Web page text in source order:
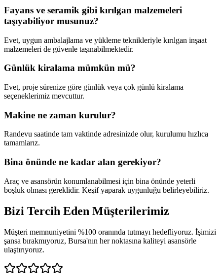
Fayans ve seramik gibi kırılgan malzemeleri
taşıyabiliyor musunuz?
Evet, uygun ambalajlama ve yükleme teknikleriyle kırılgan inşaat
malzemeleri de güvenle taşınabilmektedir.
Günlük kiralama mümkün mü?
Evet, proje sürenize göre günlük veya çok günlü kiralama
seçeneklerimiz mevcuttur.
Makine ne zaman kurulur?
Randevu saatinde tam vaktinde adresinizde olur, kurulumu hızlıca
tamamlarız.
Bina önünde ne kadar alan gerekiyor?
Araç ve asansörün konumlanabilmesi için bina önünde yeterli
boşluk olması gereklidir. Keşif yaparak uygunluğu belirleyebiliriz.
Bizi Tercih Eden Müşterilerimiz
Müşteri memnuniyetini %100 oranında tutmayı hedefliyoruz. İşimizi
şansa bırakmıyoruz, Bursa'nın her noktasına kaliteyi asansörle
ulaştırıyoruz.